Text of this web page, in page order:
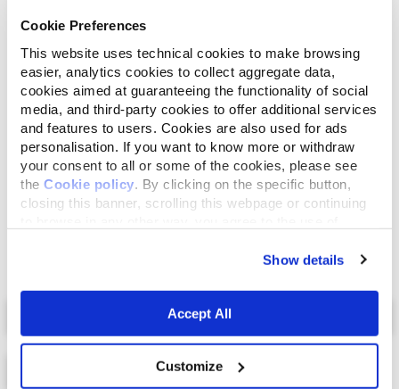
Cookie Preferences
This website uses technical cookies to make browsing
easier, analytics cookies to collect aggregate data,
cookies aimed at guaranteeing the functionality of social
media, and third-party cookies to offer additional services
and features to users. Cookies are also used for ads
personalisation. If you want to know more or withdraw
your consent to all or some of the cookies, please see
the Cookie policy . By clicking on the specific button,
closing this banner, scrolling this webpage or continuing
Show details
Accept All
Customize
Graanvrij
diegenen die op zoek zijn naar een product zonder
toegevoegde granen.
Ingrediënten
Analytische
bestanddelen
Additieven
Vlees en dierlijke bijprodukten* 60% (kalkoen* 4%),
mineralen. *Natuurlijke ingrediënten.